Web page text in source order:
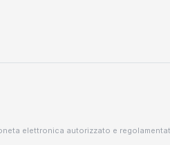
elettronica autorizzato e